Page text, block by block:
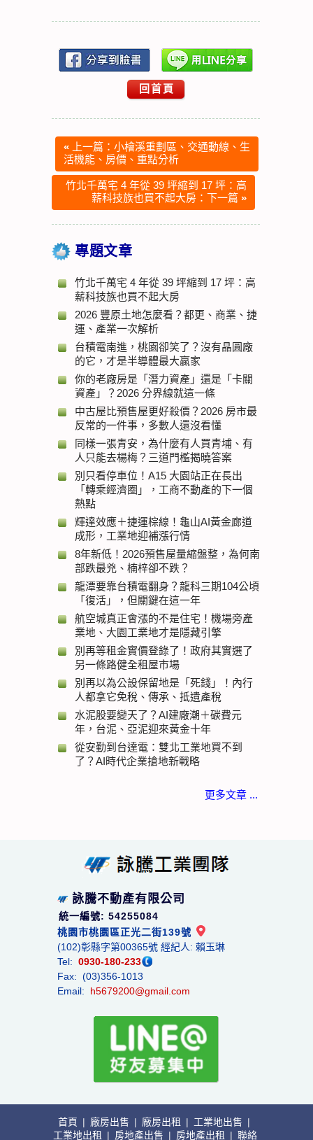
回首頁
« 上一篇：小檜溪重劃區、交通動線、生
活機能、房價、重點分析
竹北千萬宅 4 年從 39 坪縮到 17 坪：高
薪科技族也買不起大房：下一篇 »
專題文章
竹北千萬宅 4 年從 39 坪縮到 17 坪：高
薪科技族也買不起大房
2026 豐原土地怎麼看？都更、商業、捷
運、產業一次解析
台積電南進，桃園卻笑了？沒有晶圓廠
的它，才是半導體最大贏家
你的老廠房是「潛力資產」還是「卡關
資產」？2026 分界線就這一條
中古屋比預售屋更好殺價？2026 房市最
反常的一件事，多數人還沒看懂
同樣一張青安，為什麼有人買青埔、有
人只能去楊梅？三道門檻揭曉答案
別只看停車位！A15 大園站正在長出
「轉乘經濟圈」，工商不動產的下一個
熱點
輝達效應＋捷運棕線！龜山AI黃金廊道
成形，工業地迎補漲行情
8年新低！2026預售屋量縮盤整，為何南
部跌最兇、楠梓卻不跌？
龍潭要靠台積電翻身？龍科三期104公頃
「復活」，但關鍵在這一年
航空城真正會漲的不是住宅！機場旁產
業地、大園工業地才是隱藏引擎
別再等租金實價登錄了！政府其實選了
另一條路健全租屋市場
別再以為公設保留地是「死錢」！內行
人都拿它免稅、傳承、抵遺產稅
水泥股要變天了？AI建廠潮＋碳費元
年，台泥、亞泥迎來黃金十年
從安勤到台達電：雙北工業地買不到
了？AI時代企業搶地新戰略
更多文章 ...
詠騰不動產有限公司
統一編號: 54255084
桃園市桃園區正光二街139號
(102)彰縣字第00365號 經紀人: 賴玉琳
Tel: 0930-180-233
Fax: (03)356-1013
Email: h5679200@gmail.com
首頁 | 廠房出售 | 廠房出租 | 工業地出售 |
工業地出租
| 房地產出售 | 房地產出租 | 聯絡